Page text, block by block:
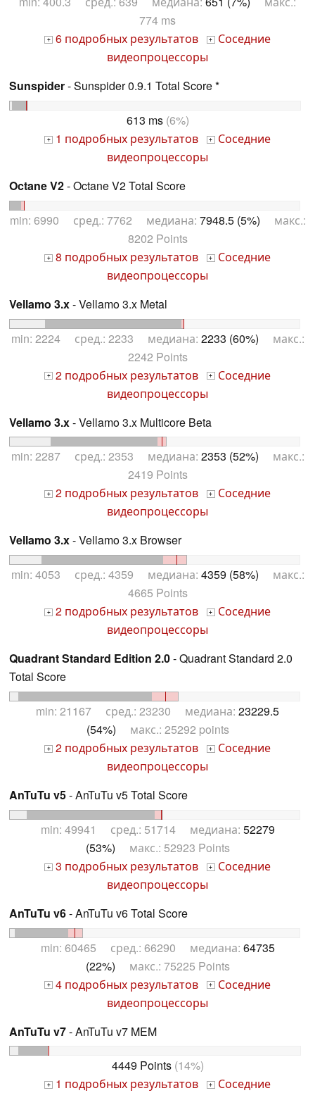
774 ms
+ 6 подробных результатов + Соседние
видеопроцессоры
Sunspider- Sunspider 0.9.1 Total Score *
613 ms(6%)
+ 1 подробных результатов + Соседние
видеопроцессоры
Octane V2- Octane V2 Total Score
min: 6990 сред.: 7762 медиана: 7948.5 (5%) макс.:
8202 Points
+ 8 подробных результатов + Соседние
видеопроцессоры
Vellamo 3.x- Vellamo 3.x Metal
min: 2224 сред.: 2233 медиана: 2233 (60%) макс.:
2242 Points
+ 2 подробных результатов + Соседние
видеопроцессоры
Vellamo 3.x- Vellamo 3.x Multicore Beta
min: 2287 сред.: 2353 медиана: 2353 (52%) макс.:
2419 Points
+ 2 подробных результатов + Соседние
видеопроцессоры
Vellamo 3.x- Vellamo 3.x Browser
min: 4053 сред.: 4359 медиана: 4359 (58%) макс.:
4665 Points
+ 2 подробных результатов + Соседние
видеопроцессоры
Quadrant Standard Edition 2.0- Quadrant Standard 2.0
Total Score
min: 21167 сред.: 23230 медиана: 23229.5
(54%) макс.: 25292 points
+ 2 подробных результатов + Соседние
видеопроцессоры
AnTuTu v5- AnTuTu v5 Total Score
min: 49941 сред.: 51714 медиана: 52279
(53%) макс.: 52923 Points
+ 3 подробных результатов + Соседние
видеопроцессоры
AnTuTu v6- AnTuTu v6 Total Score
min: 60465 сред.: 66290 медиана: 64735
(22%) макс.: 75225 Points
+ 4 подробных результатов + Соседние
видеопроцессоры
AnTuTu v7- AnTuTu v7 MEM
4449 Points(14%)
+ 1 подробных результатов + Соседние